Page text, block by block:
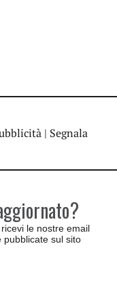
| Segnala
le nostre email
pubblicate sul sito